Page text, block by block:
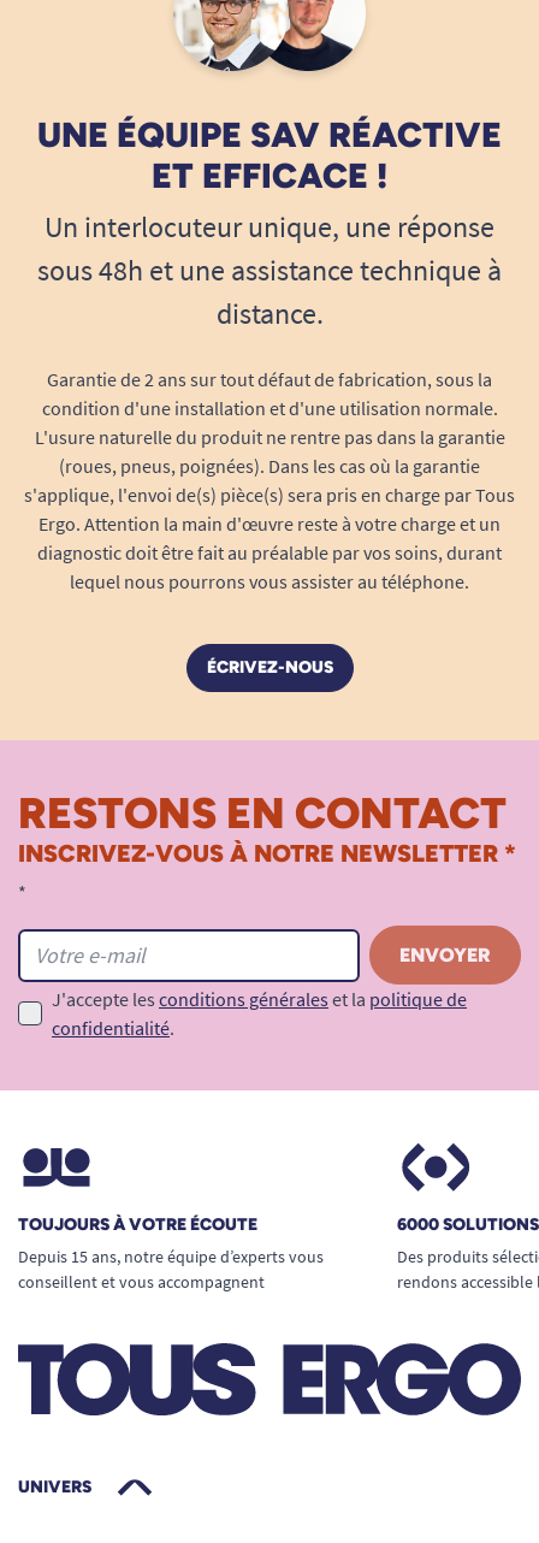
UNE ÉQUIPE SAV RÉACTIVE
ET EFFICACE !
Un interlocuteur unique, une réponse
sous 48h et une assistance technique à
distance.
Garantie de 2 ans sur tout défaut de fabrication, sous la
condition d'une installation et d'une utilisation normale.
L'usure naturelle du produit ne rentre pas dans la garantie
(roues, pneus, poignées). Dans les cas où la garantie
s'applique, l'envoi de(s) pièce(s) sera pris en charge par Tous
Ergo. Attention la main d'œuvre reste à votre charge et un
diagnostic doit être fait au préalable par vos soins, durant
lequel nous pourrons vous assister au téléphone.
ÉCRIVEZ-NOUS
RESTONS EN CONTACT
INSCRIVEZ-VOUS À NOTRE NEWSLETTER *
*
J'accepte les conditions générales et la politique de
confidentialité.
TOUJOURS À VOTRE ÉCOUTE
Depuis 15 ans, notre équipe d’experts vous
conseillent et vous accompagnent
6000
Des produits
rendons
UNIVERS